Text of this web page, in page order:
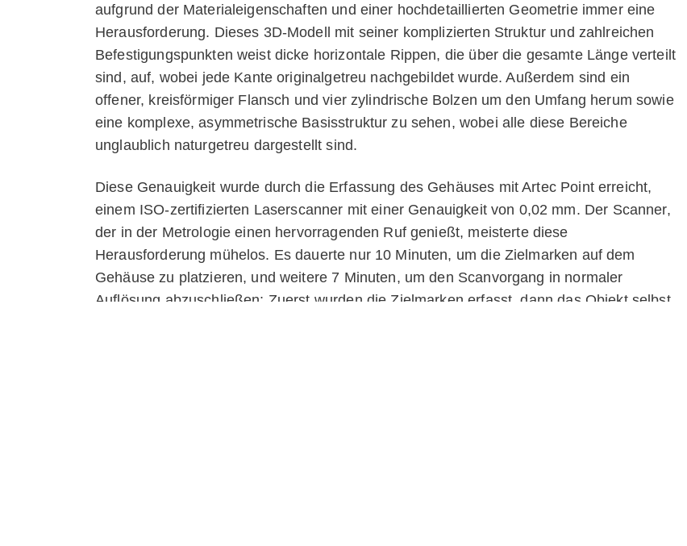
aufgrund der Materialeigenschaften und einer hochdetaillierten Geometrie immer eine
Herausforderung. Dieses 3D-Modell mit seiner komplizierten Struktur und zahlreichen
Befestigungspunkten weist dicke horizontale Rippen, die über die gesamte Länge verteilt
sind, auf, wobei jede Kante originalgetreu nachgebildet wurde. Außerdem sind ein
offener, kreisförmiger Flansch und vier zylindrische Bolzen um den Umfang herum sowie
eine komplexe, asymmetrische Basisstruktur zu sehen, wobei alle diese Bereiche
unglaublich naturgetreu dargestellt sind.
Diese Genauigkeit wurde durch die Erfassung des Gehäuses mit Artec Point erreicht,
einem ISO-zertifizierten Laserscanner mit einer Genauigkeit von 0,02 mm. Der Scanner,
der in der Metrologie einen hervorragenden Ruf genießt, meisterte diese
Herausforderung mühelos. Es dauerte nur 10 Minuten, um die Zielmarken auf dem
Gehäuse zu platzieren, und weitere 7 Minuten, um den Scanvorgang in normaler
Auflösung abzuschließen: Zuerst wurden die Zielmarken erfasst, dann das Objekt selbst.